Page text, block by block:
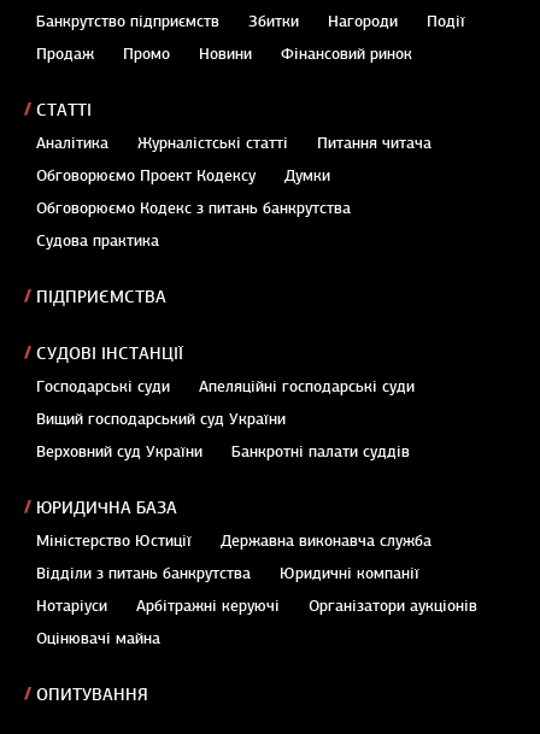
Банкрутство підприємств
Збитки Нагороди
Події
Продаж
Промо Новини Фінансовий ринок
СТАТТІ
Аналітика Журналістські статті
Питання читача
Обговорюємо Проект Кодексу
Думки
Обговорюємо Кодекс з питань банкрутства
Судова практика
ПІДПРИЄМСТВА
СУДОВІ ІНСТАНЦІЇ
Господарські суди
Апеляційні господарські суди
Вищий господарський суд України
Верховний суд України
Банкротні палати суддів
ЮРИДИЧНА БАЗА
Міністерство Юстиції
Державна виконавча служба
Відділи з питань банкрутства
Юридичні компанії
Нотаріуси
Арбітражні керуючі
Організатори аукціонів
Оцінювачі майна
ОПИТУВАННЯ